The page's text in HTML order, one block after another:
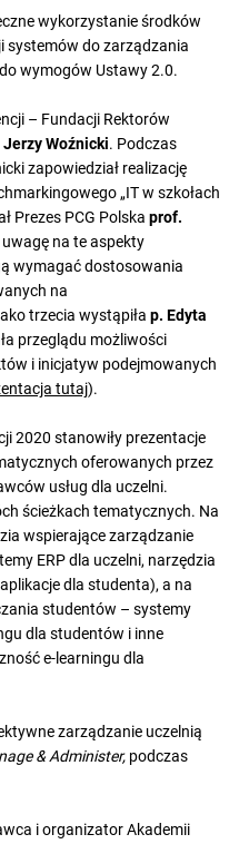
wykorzystanie środków
systemów do zarządzania
wymogów Ustawy 2.0.
– Fundacji Rektorów
Woźnicki. Podczas
zapowiedział realizację
„IT w szkołach
Prezes PCG Polska prof.
na te aspekty
wymagać dostosowania
na
trzecia wystąpiła p. Edyta
przeglądu możliwości
i inicjatyw podejmowanych
tutaj).
2020 stanowiły prezentacje
oferowanych przez
usług dla uczelni.
ścieżkach tematycznych. Na
wspierające zarządzanie
ERP dla uczelni, narzędzia
dla studenta), a na
studentów – systemy
dla studentów i inne
e-learningu dla
zarządzanie uczelnią
& Administer, podczas
i organizator Akademii